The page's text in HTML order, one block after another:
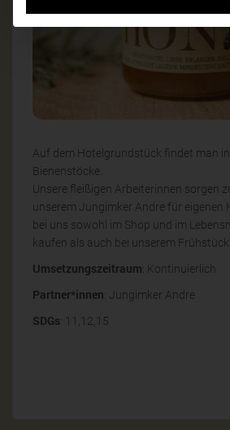
Auf dem Hotelgrundstück findet man
Bienenstöcke.
Unsere fleißigen Arbeiterinnen sorgen
unserem Jungimker Andre für eigenen
bei uns sowohl im Shop und im
kaufen als auch bei unserem
Umsetzungszeitraum: Kontinuierlich
Partner*innen: Jungimker Andre
SDGs: 11,12,15